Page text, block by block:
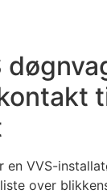
en VVS-
over